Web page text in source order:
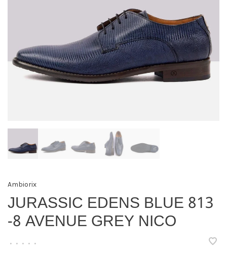
Ambiorix
JURASSIC EDENS BLUE 813
-8 AVENUE GREY NICO
• • • • •